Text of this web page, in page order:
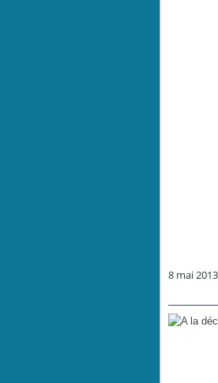
8 mai 2013